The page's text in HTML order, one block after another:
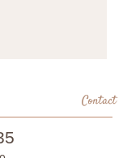
Contact